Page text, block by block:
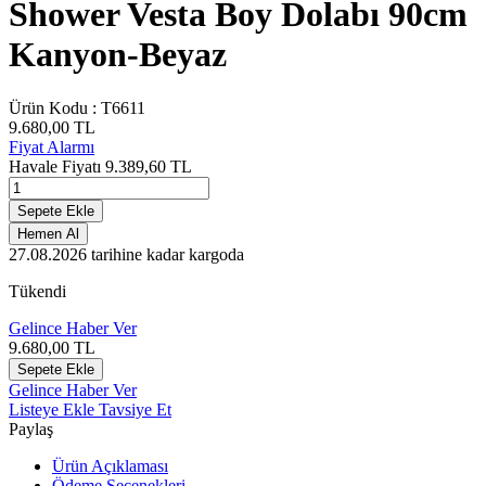
Shower Vesta Boy Dolabı 90cm
Kanyon-Beyaz
Ürün Kodu : T6611
9.680,00 TL
Fiyat Alarmı
Havale Fiyatı 9.389,60 TL
Sepete Ekle
Hemen Al
27.08.2026 tarihine kadar kargoda
Tükendi
Gelince Haber Ver
9.680,00 TL
Sepete Ekle
Gelince Haber Ver
Listeye Ekle Tavsiye Et
Paylaş
Ürün Açıklaması